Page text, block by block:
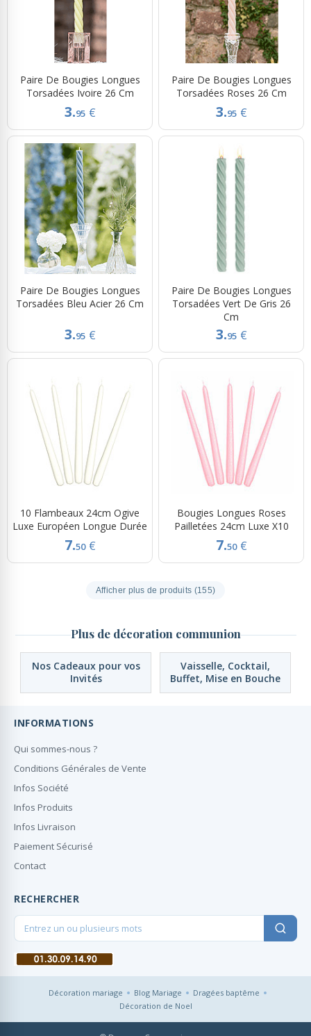
Paire De Bougies Longues
Torsadées Ivoire 26 Cm
3.95 €
Paire De Bougies Longues
Torsadées Roses 26 Cm
3.95 €
Paire De Bougies Longues
Torsadées Bleu Acier 26 Cm
3.95 €
Paire De Bougies Longues
Torsadées Vert De Gris 26
Cm
3.95 €
10 Flambeaux 24cm Ogive
Luxe Européen Longue Durée
7.50 €
Bougies Longues Roses
Pailletées 24cm Luxe X10
7.50 €
Afficher plus de produits (155)
Plus de décoration communion
Nos Cadeaux pour vos
Invités
Vaisselle, Cocktail,
Buffet, Mise en Bouche
INFORMATIONS
Qui sommes-nous ?
Conditions Générales de Vente
Infos Société
Infos Produits
Infos Livraison
Paiement Sécurisé
Contact
RECHERCHER
Décoration mariage Blog Mariage
Dragées baptême
Décoration de Noel